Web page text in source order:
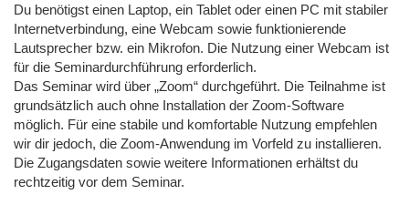
Du benötigst einen Laptop, ein Tablet oder einen PC mit stabiler
Internetverbindung, eine Webcam sowie funktionierende
Lautsprecher bzw. ein Mikrofon. Die Nutzung einer Webcam ist
für die Seminardurchführung erforderlich.
Das Seminar wird über „Zoom“ durchgeführt. Die Teilnahme ist
grundsätzlich auch ohne Installation der Zoom-Software
möglich. Für eine stabile und komfortable Nutzung empfehlen
wir dir jedoch, die Zoom-Anwendung im Vorfeld zu installieren.
Die Zugangsdaten sowie weitere Informationen erhältst du
rechtzeitig vor dem Seminar.